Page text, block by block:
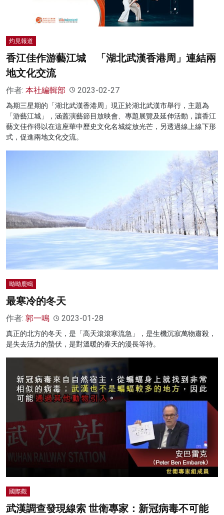
灼見報道
香江佳作游藝江城 「湖北武漢香港周」連結兩
地文化交流
作者: 本社編輯部 2023-02-27
為期三星期的「湖北武漢香港周」現正於湖北武漢市舉行，主題為
「游藝江城」，涵蓋演藝節目放映會、專題展覽及延伸活動，讓香江
藝文佳作得以在這座華中歷史文化名城綻放光芒，另透過線上線下形
式，促進兩地文化交流。
呦呦鹿鳴
最寒冷的冬天
作者: 郭一鳴 2023-01-28
真正的北方的冬天，是「高天滾滾寒流急」，是生機沉寂萬物肅殺，
是失去活力的蟄伏，是對溫暖的春天的漫長等待。
國際觀
武漢調查發現線索 世衛專家：新冠病毒不可能